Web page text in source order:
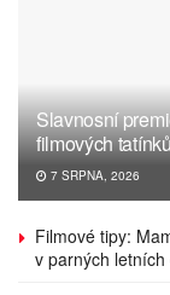
Slavnosní
filmových
7 SRPNA, 2026
Filmové tipy:
v parných letních